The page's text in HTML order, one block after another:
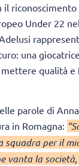
il
Under 22
una
qualità e
parole di
in Romagna:
squadra per il
vanta la